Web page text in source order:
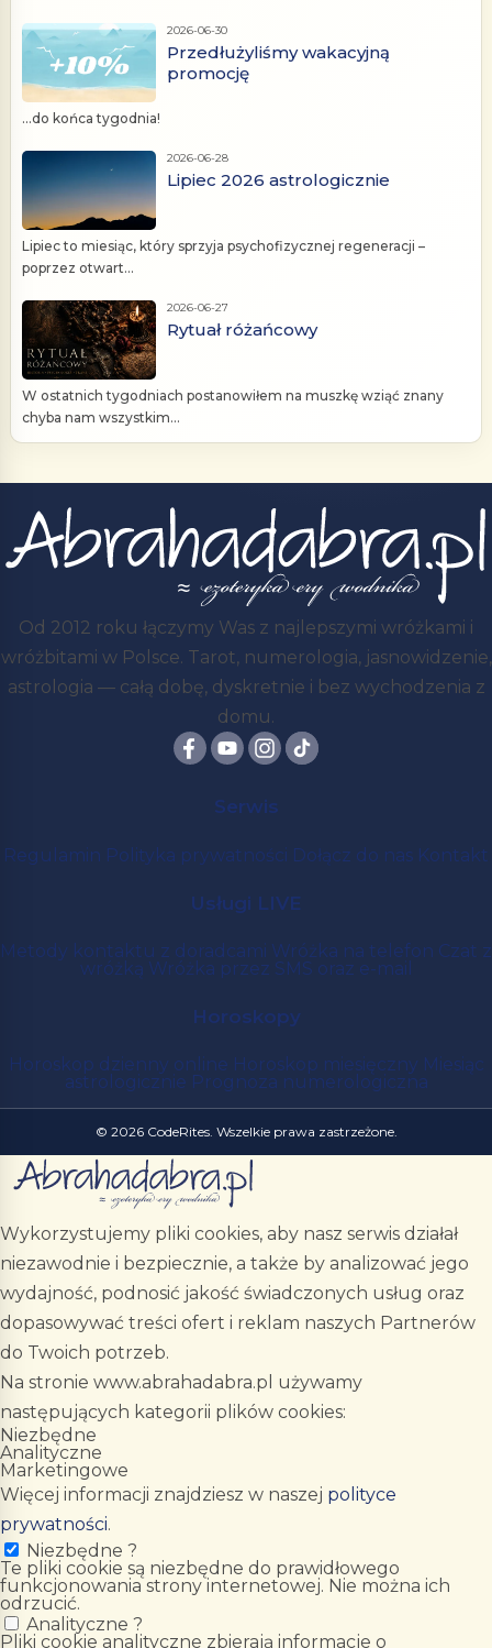
2026-06-30
Przedłużyliśmy wakacyjną
promocję
...do końca tygodnia!
2026-06-28
Lipiec 2026 astrologicznie
Lipiec to miesiąc, który sprzyja psychofizycznej regeneracji –
poprzez otwart...
2026-06-27
Rytuał różańcowy
W ostatnich tygodniach postanowiłem na muszkę wziąć znany
chyba nam wszystkim...
Od 2012 roku łączymy Was z najlepszymi wróżkami i
wróżbitami w Polsce. Tarot, numerologia, jasnowidzenie,
astrologia — całą dobę, dyskretnie i bez wychodzenia z
domu.
Serwis
Regulamin Polityka prywatności Dołącz do nas Kontakt
Usługi LIVE
Metody kontaktu z doradcami Wróżka na telefon Czat z
wróżką Wróżka przez SMS oraz e-mail
Horoskopy
Horoskop dzienny online Horoskop miesięczny Miesiąc
astrologicznie Prognoza numerologiczna
© 2026 CodeRites. Wszelkie prawa zastrzeżone.
Wykorzystujemy pliki cookies, aby nasz serwis działał
niezawodnie i bezpiecznie, a także by analizować jego
wydajność, podnosić jakość świadczonych usług oraz
dopasowywać treści ofert i reklam naszych Partnerów
do Twoich potrzeb.
Na stronie www.abrahadabra.pl używamy
następujących kategorii plików cookies:
Niezbędne
Analityczne
Marketingowe
Więcej informacji znajdziesz w naszej polityce
prywatności.
Niezbędne ?
Te pliki cookie są niezbędne do prawidłowego
funkcjonowania strony internetowej. Nie można ich
odrzucić.
Analityczne ?
Pliki cookie analityczne zbierają informacje o